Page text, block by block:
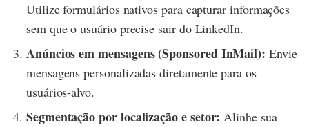
Utilize formulários nativos para capturar informações
sem que o usuário precise sair do LinkedIn.
Anúncios em mensagens (Sponsored InMail): Envie
mensagens personalizadas diretamente para os
usuários-alvo.
Segmentação por localização e setor: Alinhe sua